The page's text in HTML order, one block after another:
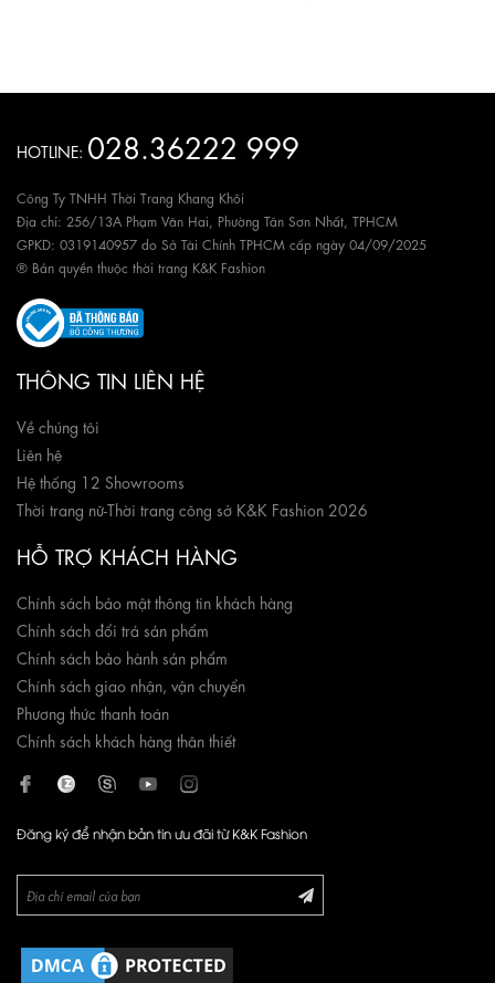
HOTLINE: 028.36222 999
Công Ty TNHH Thời Trang Khang Khôi
Địa chỉ: 256/13A Phạm Văn Hai, Phường Tân Sơn Nhất, TPHCM
GPKD: 0319140957 do Sở Tài Chính TPHCM cấp ngày 04/09/2025
® Bản quyền thuộc thời trang K&K Fashion
THÔNG TIN LIÊN HỆ
Về chúng tôi
Liên hệ
Hệ thống 12 Showrooms
Thời trang nữ-Thời trang công sở K&K Fashion 2026
HỖ TRỢ KHÁCH HÀNG
Chính sách bảo mật thông tin khách hàng
Chính sách đổi trả sản phẩm
Chính sách bảo hành sản phẩm
Chính sách giao nhận, vận chuyển
Phương thức thanh toán
Chính sách khách hàng thân thiết
Đăng ký để nhận bản tin ưu đãi từ K&K Fashion